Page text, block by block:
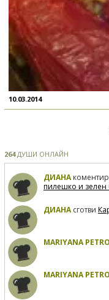
10.03.2014
264ДУШИ ОНЛАЙН
ДИАНА
пилешко и зелен
ДИАНАсготви
MARIYANA
MARIYANA